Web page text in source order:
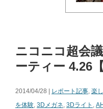
ニコニコ超会
ーティー 4.26
2014/04/28 | レポート記事, 楽
を体験, 3Dメガネ, 3Dライト ,